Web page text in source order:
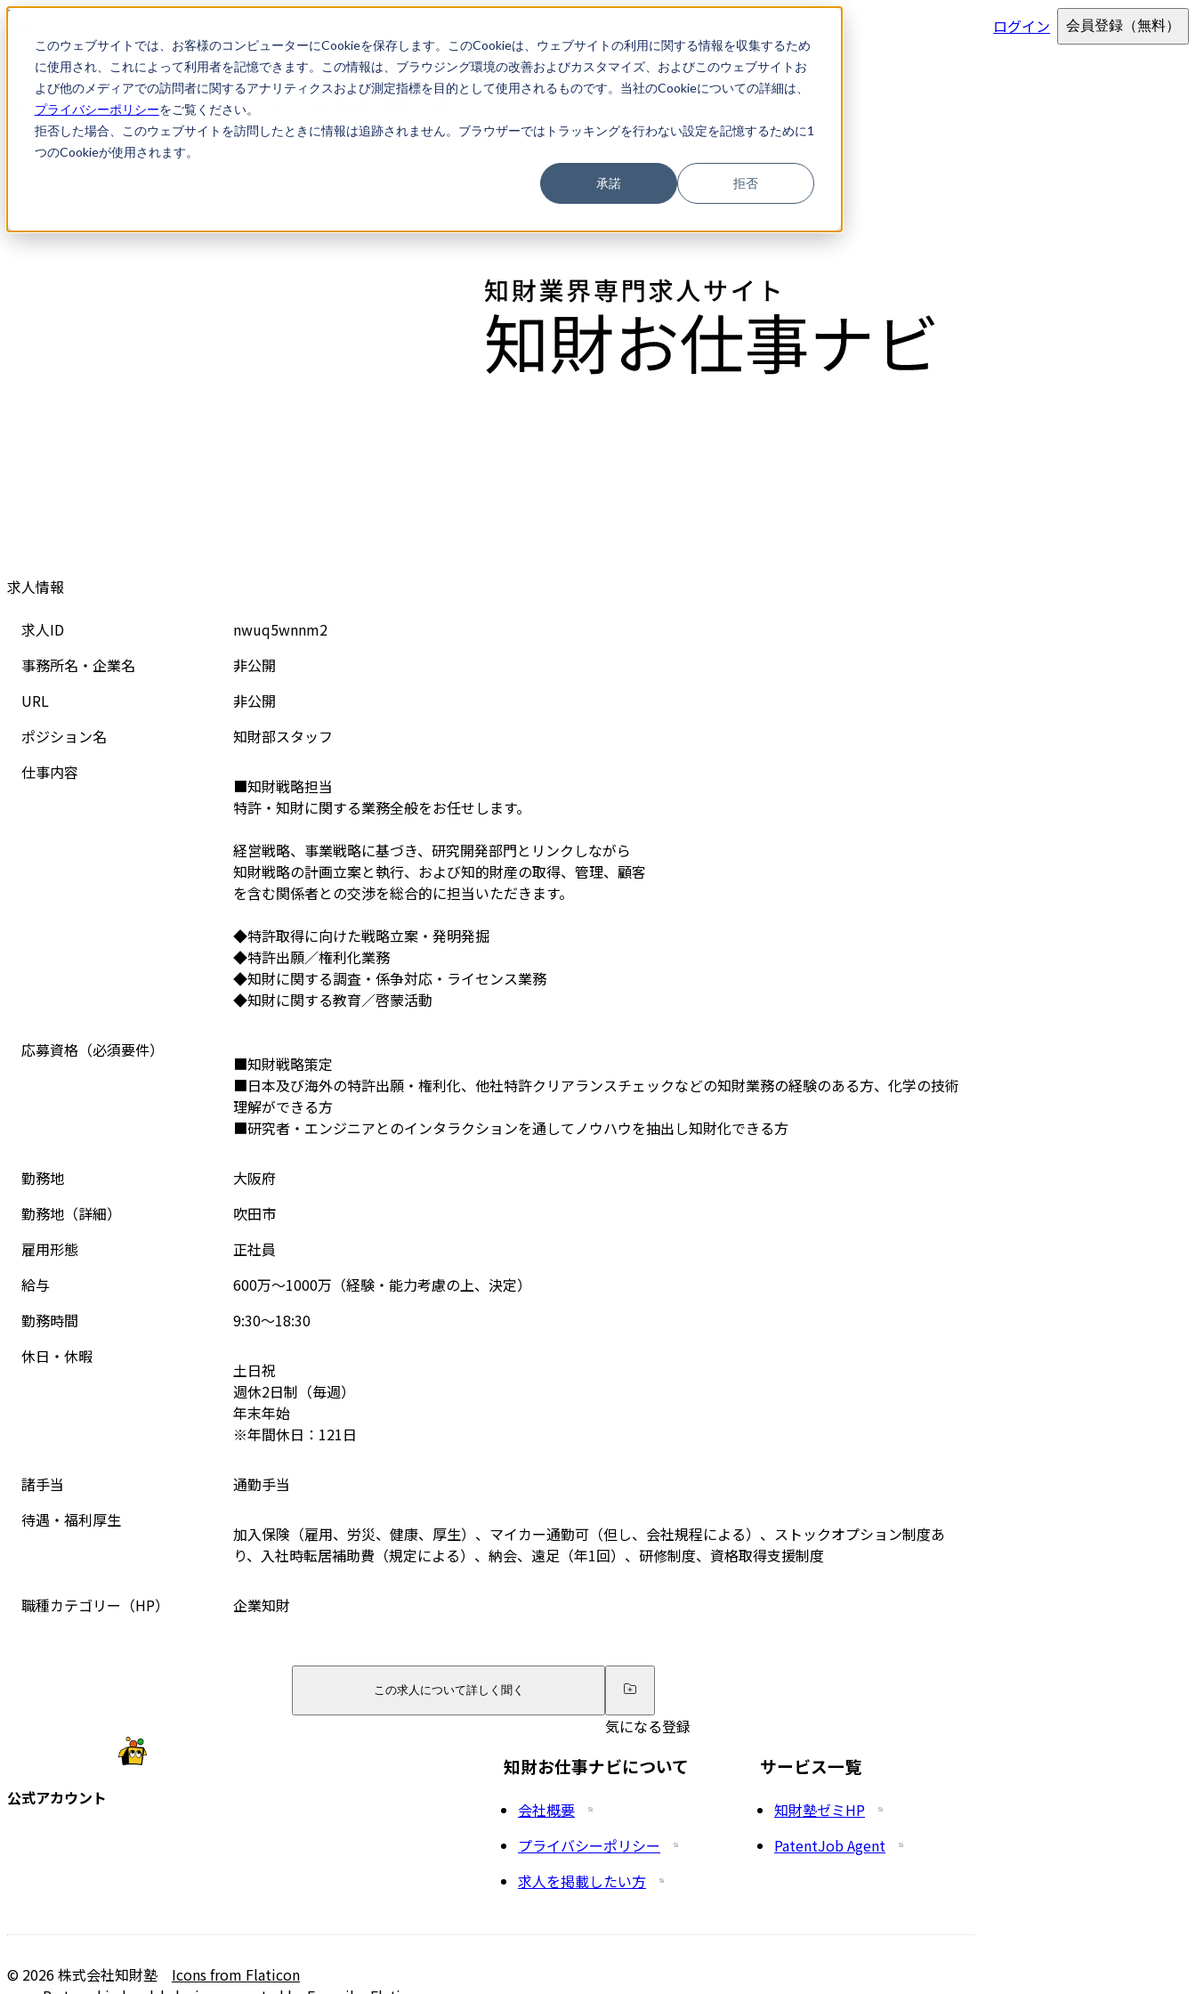
このウェブサイトでは、お客様のコンピューターにCookieを保存します。このCookieは、ウェブサイトの利用に関する情報を収集するため
に使用され、これによって利用者を記憶できます。この情報は、ブラウジング環境の改善およびカスタマイズ、およびこのウェブサイトお
よび他のメディアでの訪問者に関するアナリティクスおよび測定指標を目的として使用されるものです。当社のCookieについての詳細は、
プライバシーポリシーをご覧ください。
拒否した場合、このウェブサイトを訪問したときに情報は追跡されません。ブラウザーではトラッキングを行わない設定を記憶するために1
つのCookieが使用されます。
承諾 拒否
ログイン 会員登録 （無料）
求人検索 【大阪府吹田市】企業/知財部スタッフの求人
【大阪府吹田市】企業/知財部スタッフの求人｜知財転職・知財お仕事ナビ
求人情報
求人ID
nwuq5wnnm2
事務所名・企業名
非公開
URL
非公開
ポジション名
知財部スタッフ
仕事内容
■知財戦略担当
特許・知財に関する業務全般をお任せします。
経営戦略、事業戦略に基づき、研究開発部門とリンクしながら
知財戦略の計画立案と執行、および知的財産の取得、管理、顧客
を含む関係者との交渉を総合的に担当いただきます。
◆特許取得に向けた戦略立案・発明発掘
◆特許出願／権利化業務
◆知財に関する調査・係争対応・ライセンス業務
◆知財に関する教育／啓蒙活動
応募資格（必須要件）
■知財戦略策定
■日本及び海外の特許出願・権利化、他社特許クリアランスチェックなどの知財業務の経験のある方、化学の技術
理解ができる方
■研究者・エンジニアとのインタラクションを通してノウハウを抽出し知財化できる方
勤務地
大阪府
勤務地（詳細）
吹田市
雇用形態
正社員
給与
600万～1000万（経験・能力考慮の上、決定）
勤務時間
9:30〜18:30
休日・休暇
土日祝
週休2日制（毎週）
年末年始
※年間休日：121日
諸手当
通勤手当
待遇・福利厚生
加入保険（雇用、労災、健康、厚生）、マイカー通勤可（但し、会社規程による）、ストックオプション制度あ
り、入社時転居補助費（規定による）、納会、遠足（年1回）、研修制度、資格取得支援制度
職種カテゴリー（HP） 企業知財
この求人について詳しく聞く
気になる登録
公式アカウント
知財お仕事ナビについて
会社概要
プライバシーポリシー
求人を掲載したい方
サービス一覧
知財塾ゼミHP
PatentJob Agent
© 2026株式会社知財塾
Icons from Flaticon